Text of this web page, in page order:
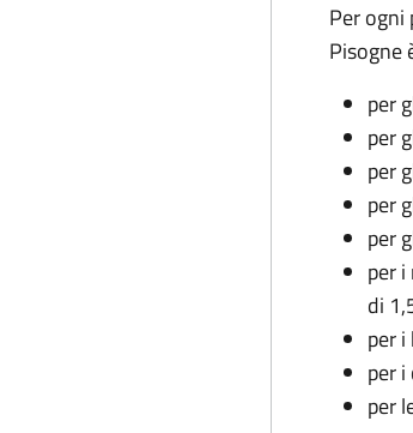
Per
Pisogne
per
per
per
per
per
per
di
per
per
per